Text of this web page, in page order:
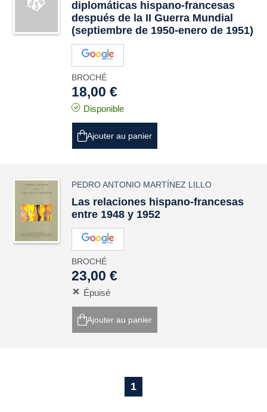
diplomáticas hispano-francesas
después de la II Guerra Mundial
(septiembre de 1950-enero de 1951)
BROCHÉ
18,00 €
Disponible
Ajouter au panier
PEDRO ANTONIO MARTÍNEZ LILLO
Las relaciones hispano-francesas
entre 1948 y 1952
BROCHÉ
23,00 €
Épuisé
Ajouter au panier
1